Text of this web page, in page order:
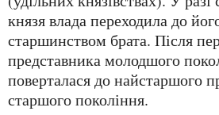
князя влада переходила до
старшинством брата. Після
представника молодшого
поверталася до найстаршого
старшого покоління.